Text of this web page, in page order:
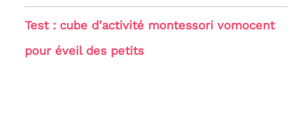
Test : cube d’activité montessori vomocent
pour éveil des petits